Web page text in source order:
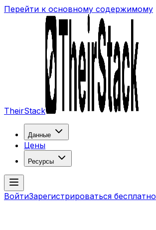
Перейти к основному содержимому
TheirStack
Данные
Цены
Ресурсы
ВойтиЗарегистрироваться бесплатно